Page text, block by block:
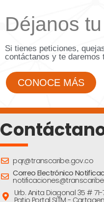
Déjanos tu
Si tienes peticiones,
contáctanos y te daremos
CONOCE MÁS
pqr@transcaribe.gov.co
Correo Electrónico
Urb. Anita Diagonal 35 # 71-
Patio Portal SITM -